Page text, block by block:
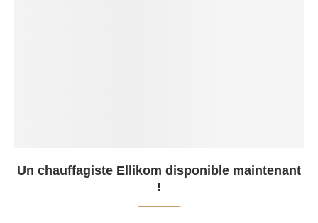
Un chauffagiste Ellikom disponible maintenant
!